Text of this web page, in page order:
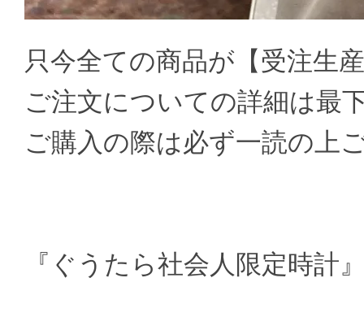
只今全ての商品が【受注生
ご注文についての詳細は最
ご購入の際は必ず一読の上
『ぐうたら社会人限定時計